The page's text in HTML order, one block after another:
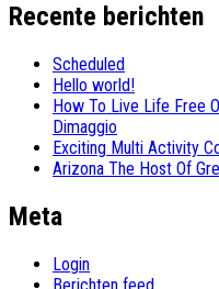
Recente berichten
Scheduled
Hello world!
How To Live Life Free
Dimaggio
Exciting Multi Activity
Arizona The Host Of
Meta
Login